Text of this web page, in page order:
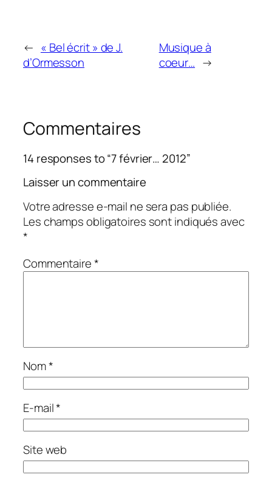
← « Bel écrit » de J.
d’Ormesson
Musique à
coeur… →
Commentaires
14 responses to “7 février… 2012”
Laisser un commentaire
Votre adresse e-mail ne sera pas publiée.
Les champs obligatoires sont indiqués avec
*
Commentaire*
Nom*
E-mail*
Site web